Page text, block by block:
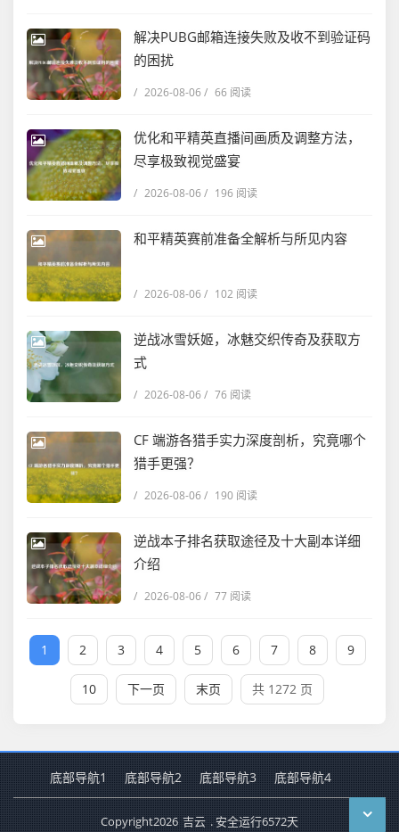
解决PUBG邮箱连接失败及收不到验证码
的困扰
/ 2026-08-06/ 66 阅读
优化和平精英直播间画质及调整方法，
尽享极致视觉盛宴
/ 2026-08-06/ 196 阅读
和平精英赛前准备全解析与所见内容
/ 2026-08-06/ 102 阅读
逆战冰雪妖姬，冰魅交织传奇及获取方
式
/ 2026-08-06/ 76 阅读
CF 端游各猎手实力深度剖析，究竟哪个
猎手更强？
/ 2026-08-06/ 190 阅读
逆战本子排名获取途径及十大副本详细
介绍
/ 2026-08-06/ 77 阅读
1 2 3 4 5 6 7 8 9
10 下一页 末页 共 1272 页
底部导航1 底部导航2 底部导航3 底部导航4
Copyright2026 吉云 . 安全运行6572天